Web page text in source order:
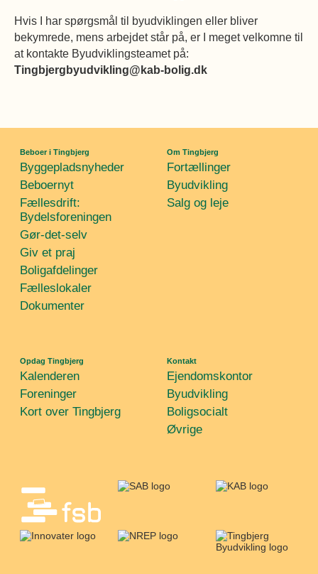
Hvis I har spørgsmål til byudviklingen eller bliver
bekymrede, mens arbejdet står på, er I meget velkomne til
at kontakte Byudviklingsteamet på:
Tingbjergbyudvikling@kab-bolig.dk
Beboer i Tingbjerg
Byggepladsnyheder
Beboernyt
Fællesdrift:
Bydelsforeningen
Gør-det-selv
Giv et praj
Boligafdelinger
Fælleslokaler
Dokumenter
Om Tingbjerg
Fortællinger
Byudvikling
Salg og leje
Opdag Tingbjerg
Kalenderen
Foreninger
Kort over Tingbjerg
Kontakt
Ejendomskontor
Byudvikling
Boligsocialt
Øvrige